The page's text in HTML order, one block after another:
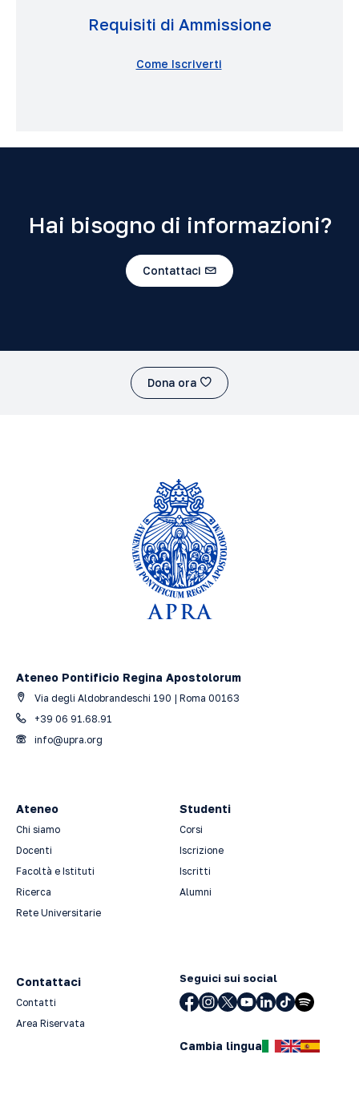
Requisiti di Ammissione
Come Iscriverti
Hai bisogno di informazioni?
Contattaci
Dona ora
Ateneo Pontificio Regina Apostolorum
Via degli Aldobrandeschi 190 | Roma 00163
+39 06 91.68.91
info@upra.org
Ateneo
Chi siamo
Docenti
Facoltà e Istituti
Ricerca
Rete Universitarie
Studenti
Corsi
Iscrizione
Iscritti
Alumni
Contattaci
Contatti
Area Riservata
Seguici sui social
Cambia lingua